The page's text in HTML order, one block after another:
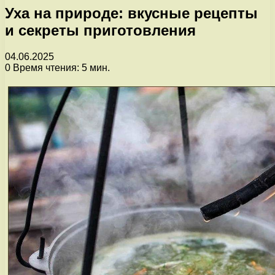
Уха на природе: вкусные рецепты
и секреты приготовления
04.06.2025
0 Время чтения: 5 мин.